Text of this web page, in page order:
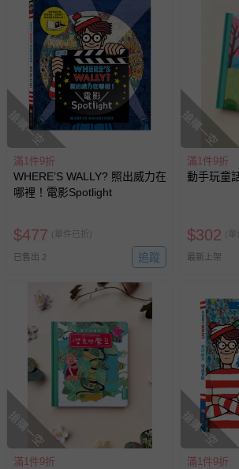
搶購一空
滿1件9折
WHERE’S WALLY? 照出威力在
哪裡！電影Spotlight
$477 (單件已折)
已售出 2 追蹤
搶購一空
滿1件9折
動手玩童
$302 (單
最新上架
搶購一空
滿1件9折
搶購一空
滿1件9折